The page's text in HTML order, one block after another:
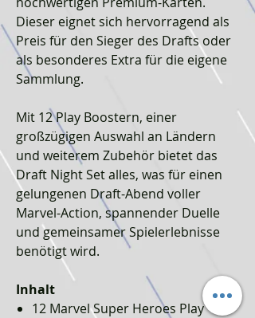
Dieser eignet sich hervorragend als
Preis für den Sieger des Drafts oder
als besonderes Extra für die eigene
Sammlung.
Mit 12 Play Boostern, einer
großzügigen Auswahl an Ländern
und weiterem Zubehör bietet das
Draft Night Set alles, was für einen
gelungenen Draft-Abend voller
Marvel-Action, spannender Duelle
und gemeinsamer Spielerlebnisse
benötigt wird.
Inhalt
12 Marvel Super Heroes Play